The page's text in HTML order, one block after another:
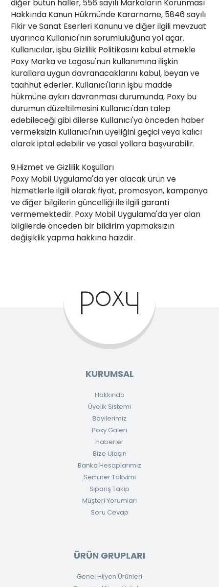
diğer bütün haller, 556 sayılı Markaların Korunması
Hakkında Kanun Hükmünde Kararname, 5846 sayılı
Fikir ve Sanat Eserleri Kanunu ve diğer ilgili mevzuat
uyarınca Kullanıcı'nın sorumluluğuna yol açar.
Kullanıcılar, işbu Gizlilik Politikasını kabul etmekle
Poxy Marka ve Logosu'nun kullanımına ilişkin
kurallara uygun davranacaklarını kabul, beyan ve
taahhüt ederler. Kullanıcı'ların işbu madde
hükmüne aykırı davranması durumunda, Poxy bu
durumun düzeltilmesini Kullanıcı'dan talep
edebileceği gibi dilerse Kullanıcı'ya önceden haber
vermeksizin Kullanıcı'nın üyeliğini geçici veya kalıcı
olarak iptal edebilir ve yasal yollara başvurabilir.
9.Hizmet ve Gizlilik Koşulları
Poxy Mobil Uygulama'da yer alacak ürün ve
hizmetlerle ilgili olarak fiyat, promosyon, kampanya
ve diğer bilgilerin güncelliği ile ilgili garanti
vermemektedir. Poxy Mobil Uygulama'da yer alan
bilgilerde önceden bir bildirim yapmaksızın
değişiklik yapma hakkına haizdir.
KURUMSAL
Hakkında
Üyelik Sistemi
Bayilerimiz
Poxy Galeri
Haberler
Bize Ulaşın
Banka Hesaplarımız
Seminer Takvimi
Sipariş Takip
Müşteri Yorumları
Soru Cevap
ÜRÜN GRUPLARI
Genel Hijyen Ürünleri